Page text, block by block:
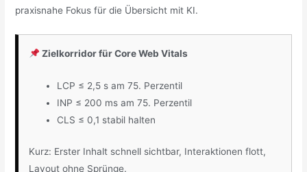
praxisnahe Fokus für die Übersicht mit KI.
Zielkorridor für Core Web Vitals
LCP ≤ 2,5 s am 75. Perzentil
INP ≤ 200 ms am 75. Perzentil
CLS ≤ 0,1 stabil halten
Kurz: Erster Inhalt schnell sichtbar, Interaktionen flott,
Layout ohne Sprünge.